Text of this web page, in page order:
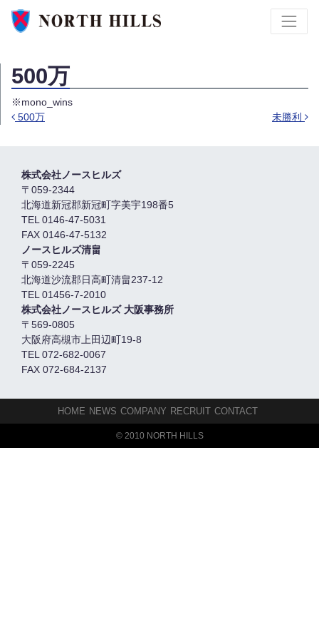
500万
※mono_wins
500万 未勝利
株式会社ノースヒルズ
〒059-2344
北海道新冠郡新冠町字美宇198番5
TEL 0146-47-5031
FAX 0146-47-5132
ノースヒルズ清畠
〒059-2245
北海道沙流郡日高町清畠237-12
TEL 01456-7-2010
株式会社ノースヒルズ 大阪事務所
〒569-0805
大阪府高槻市上田辺町19-8
TEL 072-682-0067
FAX 072-684-2137
HOME NEWS COMPANY RECRUIT CONTACT
© 2010 NORTH HILLS